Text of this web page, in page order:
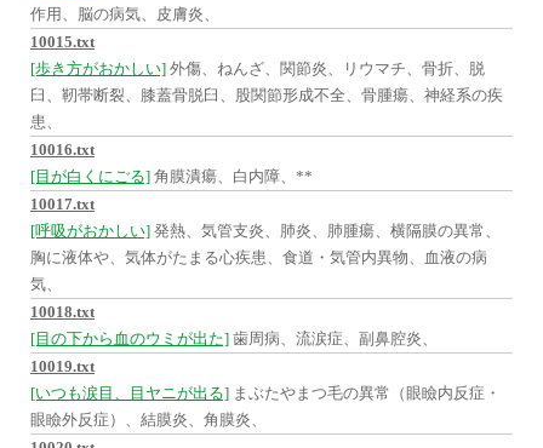
作用、脳の病気、皮膚炎、
10015.txt
[歩き方がおかしい] 外傷、ねんざ、関節炎、リウマチ、骨折、脱
臼、靭帯断裂、膝蓋骨脱臼、股関節形成不全、骨腫瘍、神経系の疾
患、
10016.txt
[目が白くにごる] 角膜潰瘍、白内障、**
10017.txt
[呼吸がおかしい] 発熱、気管支炎、肺炎、肺腫瘍、横隔膜の異常、
胸に液体や、気体がたまる心疾患、食道・気管内異物、血液の病
気、
10018.txt
[目の下から血のウミが出た] 歯周病、流涙症、副鼻腔炎、
10019.txt
[いつも涙目、目ヤニが出る] まぶたやまつ毛の異常（眼瞼内反症・
眼瞼外反症）、結膜炎、角膜炎、